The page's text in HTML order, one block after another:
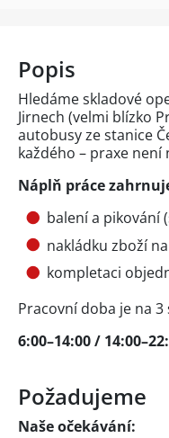
Popis
Hledáme skladové
Jirnech (velmi blízko
autobusy ze stanice
každého – praxe není
Náplň práce
balení a pikování
nakládku zboží
kompletaci
Pracovní doba je na 3
6:00–14:00 /
Požadujeme
Naše očekávání: